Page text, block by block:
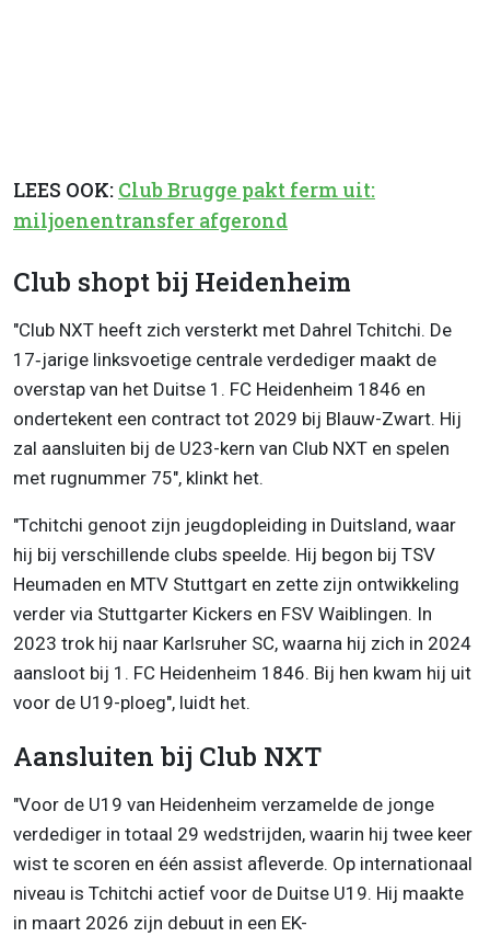
LEES OOK: Club Brugge pakt ferm uit:
miljoenentransfer afgerond
Club shopt bij Heidenheim
"Club NXT heeft zich versterkt met Dahrel Tchitchi. De
17‑jarige linksvoetige centrale verdediger maakt de
overstap van het Duitse 1. FC Heidenheim 1846 en
ondertekent een contract tot 2029 bij Blauw-Zwart. Hij
zal aansluiten bij de U23-kern van Club NXT en spelen
met rugnummer 75", klinkt het.
"Tchitchi genoot zijn jeugdopleiding in Duitsland, waar
hij bij verschillende clubs speelde. Hij begon bij TSV
Heumaden en MTV Stuttgart en zette zijn ontwikkeling
verder via Stuttgarter Kickers en FSV Waiblingen. In
2023 trok hij naar Karlsruher SC, waarna hij zich in 2024
aansloot bij 1. FC Heidenheim 1846. Bij hen kwam hij uit
voor de U19-ploeg", luidt het.
Aansluiten bij Club NXT
"Voor de U19 van Heidenheim verzamelde de jonge
verdediger in totaal 29 wedstrijden, waarin hij twee keer
wist te scoren en één assist afleverde. Op internationaal
niveau is Tchitchi actief voor de Duitse U19. Hij maakte
in maart 2026 zijn debuut in een EK-